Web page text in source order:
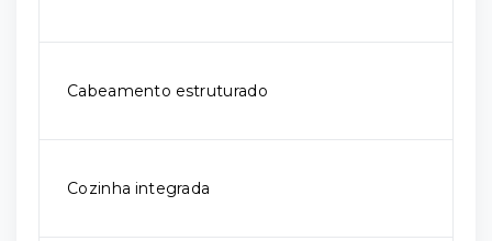
Cabeamento estruturado
Cozinha integrada